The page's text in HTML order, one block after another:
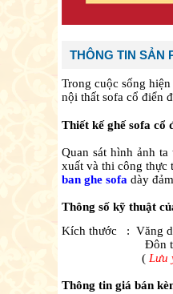
THÔNG TIN SẢN
Trong cuộc sống
nội thất sofa cổ điển
Thiết kế ghế sofa cổ
Quan sát hình ảnh
xuất và thi công thực
ban ghe sofa dày
Thông số kỹ thuật
Kích thước : Văng
Đôn to 600 *
( Lưu
Thông tin giá bán